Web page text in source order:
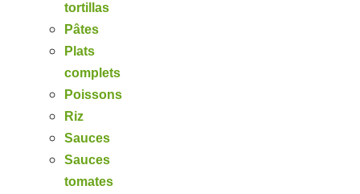
tortillas
Pâtes
Plats
complets
Poissons
Riz
Sauces
Sauces
tomates